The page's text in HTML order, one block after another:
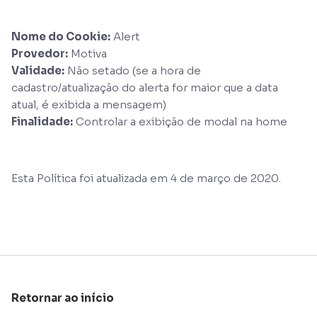
Nome do Cookie: Alert
Provedor: Motiva
Validade: Não setado (se a hora de
cadastro/atualização do alerta for maior que a data
atual, é exibida a mensagem)
Finalidade: Controlar a exibição de modal na home
Esta Política foi atualizada em 4 de março de 2020.
Retornar ao início